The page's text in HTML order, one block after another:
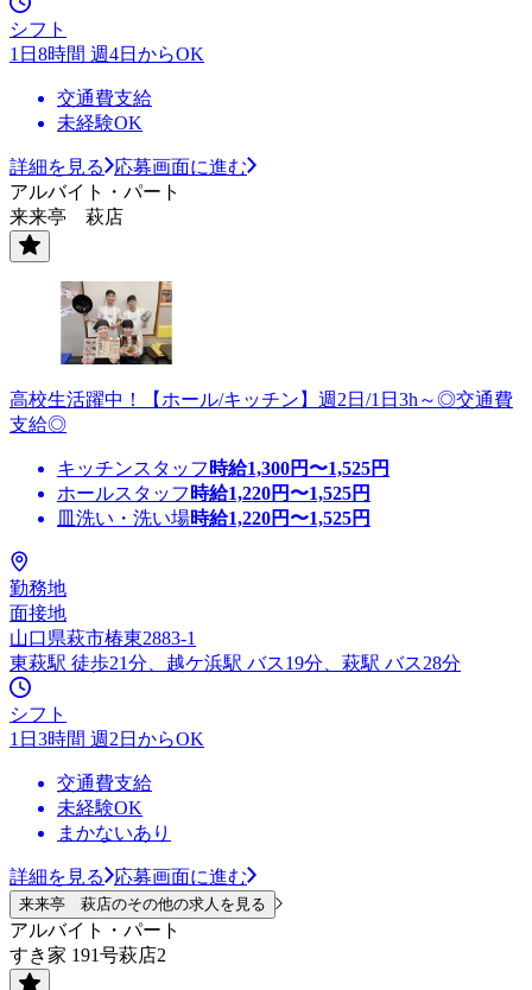
シフト
1日8時間 週4日からOK
交通費支給
未経験OK
詳細を見る
応募画面に進む
アルバイト・パート
来来亭 萩店
高校生活躍中！【ホール/キッチン】週2日/1日3h～◎交通費
支給◎
キッチンスタッフ 時給1,300円〜1,525円
ホールスタッフ 時給1,220円〜1,525円
皿洗い・洗い場時給1,220円〜1,525円
勤務地
面接地
山口県萩市椿東2883-1
東萩駅 徒歩21分、越ケ浜駅 バス19分、萩駅 バス28分
シフト
1日3時間 週2日からOK
交通費支給
未経験OK
まかないあり
詳細を見る 応募画面に進む
来来亭 萩店のその他の求人を見る
アルバイト・パート
すき家 191号萩店2